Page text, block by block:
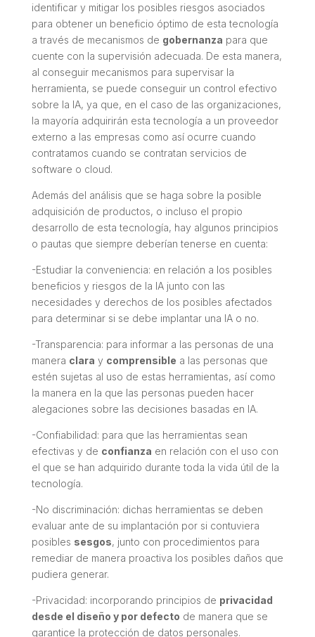
identificar y mitigar los posibles riesgos asociados
para obtener un beneficio óptimo de esta tecnología
a través de mecanismos de gobernanza para que
cuente con la supervisión adecuada. De esta manera,
al conseguir mecanismos para supervisar la
herramienta, se puede conseguir un control efectivo
sobre la IA, ya que, en el caso de las organizaciones,
la mayoría adquirirán esta tecnología a un proveedor
externo a las empresas como así ocurre cuando
contratamos cuando se contratan servicios de
software o cloud.
Además del análisis que se haga sobre la posible
adquisición de productos, o incluso el propio
desarrollo de esta tecnología, hay algunos principios
o pautas que siempre deberían tenerse en cuenta:
-Estudiar la conveniencia: en relación a los posibles
beneficios y riesgos de la IA junto con las
necesidades y derechos de los posibles afectados
para determinar si se debe implantar una IA o no.
-Transparencia: para informar a las personas de una
manera clara y comprensible a las personas que
estén sujetas al uso de estas herramientas, así como
la manera en la que las personas pueden hacer
alegaciones sobre las decisiones basadas en IA.
-Confiabilidad: para que las herramientas sean
efectivas y de confianza en relación con el uso con
el que se han adquirido durante toda la vida útil de la
tecnología.
-No discriminación: dichas herramientas se deben
evaluar ante de su implantación por si contuviera
posibles sesgos, junto con procedimientos para
remediar de manera proactiva los posibles daños que
pudiera generar.
-Privacidad: incorporando principios de privacidad
desde el diseño y por defecto de manera que se
garantice la protección de datos personales.